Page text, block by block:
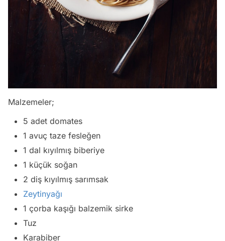
Malzemeler;
5 adet domates
1 avuç taze fesleğen
1 dal kıyılmış biberiye
1 küçük soğan
2 diş kıyılmış sarımsak
Zeytinyağı
1 çorba kaşığı balzemik sirke
Tuz
Karabiber